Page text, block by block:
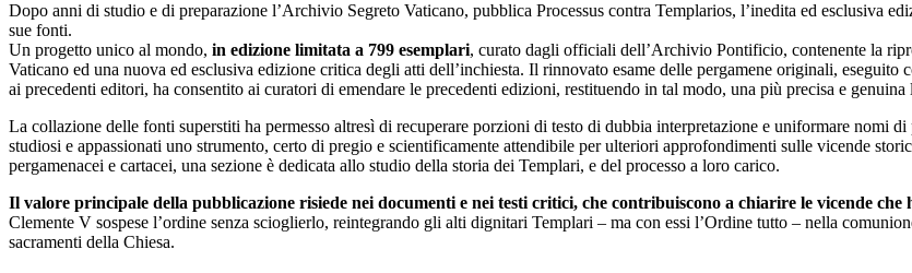
Dopo anni di studio e di preparazione l’Archivio Segreto Vaticano, pubblica Processus contra Templarios, l’inedita ed esclusiva
sue fonti.
Un progetto unico al mondo, in edizione limitata a 799 esemplari, curato dagli officiali dell’Archivio Pontificio, contenente la
Vaticano ed una nuova ed esclusiva edizione critica degli atti dell’inchiesta. Il rinnovato esame delle pergamene originali,
ai precedenti editori, ha consentito ai curatori di emendare le precedenti edizioni, restituendo in tal modo, una più precisa e genuina
La collazione delle fonti superstiti ha permesso altresì di recuperare porzioni di testo di dubbia interpretazione e uniformare nomi
studiosi e appassionati uno strumento, certo di pregio e scientificamente attendibile per ulteriori approfondimenti sulle vicende
pergamenacei e cartacei, una sezione è dedicata allo studio della storia dei Templari, e del processo a loro carico.
Il valore principale della pubblicazione risiede nei documenti e nei testi critici, che contribuiscono a chiarire le vicende
Clemente V sospese l’ordine senza scioglierlo, reintegrando gli alti dignitari Templari – ma con essi l’Ordine tutto – nella
sacramenti della Chiesa.